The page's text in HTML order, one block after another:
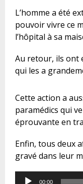
L’homme a été
pouvoir vivre ce
l’hôpital à sa
Au retour, ils ont
qui les a
Cette action a
paramédics qui
éprouvante en
Enfin, tous deux
gravé dans leur
Audio
00:00